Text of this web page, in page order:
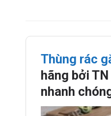
Thùng rác
hãng bởi
nhanh